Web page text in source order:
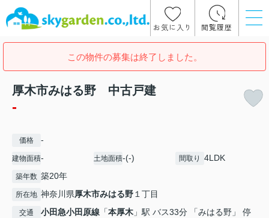
お気に入り 閲覧履歴
この物件の募集は終了しました。
厚木市みはる野 中古戸建
-
価格 -
建物面積- 土地面積-(-) 間取り 4LDK
築年数 築20年
所在地 神奈川県厚木市みはる野 １丁目
交通 小田急小田原線 「本厚木 」駅 バス33分 「みはる野」 停